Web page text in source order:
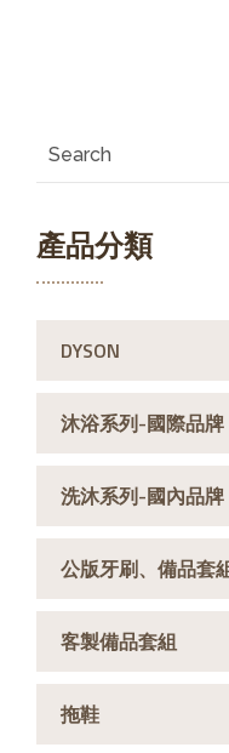
產品分類
DYSON
沐浴系列-國際品牌
洗沐系列-國內品牌
公版牙刷、備品套
客製備品套組
拖鞋